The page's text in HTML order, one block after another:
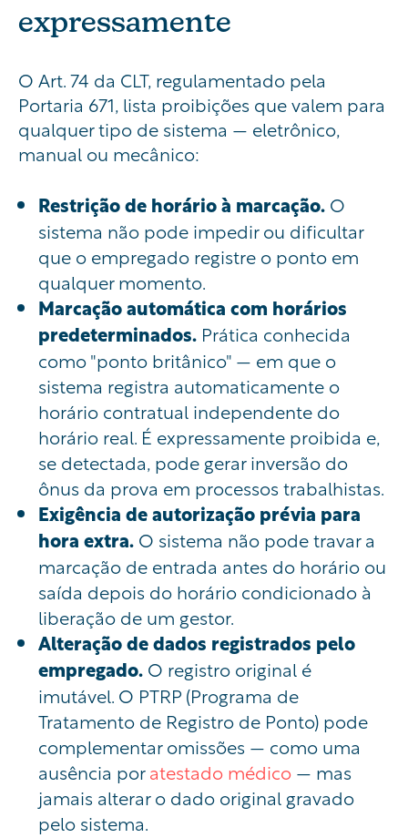
expressamente
O Art. 74 da CLT, regulamentado pela
Portaria 671, lista proibições que valem para
qualquer tipo de sistema — eletrônico,
manual ou mecânico:
Restrição de horário à marcação. O
sistema não pode impedir ou dificultar
que o empregado registre o ponto em
qualquer momento.
Marcação automática com horários
predeterminados. Prática conhecida
como "ponto britânico" — em que o
sistema registra automaticamente o
horário contratual independente do
horário real. É expressamente proibida e,
se detectada, pode gerar inversão do
ônus da prova em processos trabalhistas.
Exigência de autorização prévia para
hora extra. O sistema não pode travar a
marcação de entrada antes do horário ou
saída depois do horário condicionado à
liberação de um gestor.
Alteração de dados registrados pelo
empregado. O registro original é
imutável. O PTRP (Programa de
Tratamento de Registro de Ponto) pode
complementar omissões — como uma
ausência poratestado médico — mas
jamais alterar o dado original gravado
pelo sistema.